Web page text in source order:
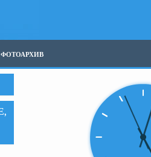
ФОТОАРХИВ